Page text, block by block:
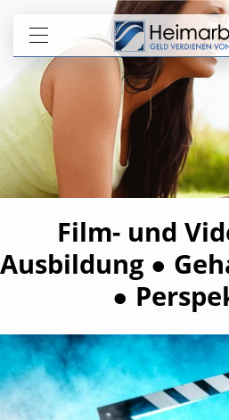
Film- und
Ausbildung ●
●